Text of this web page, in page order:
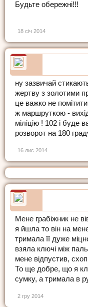
Будьте обережні!!!
18 січ 2014
ну зазвичай
жертву з золотими
це важко не
ж маршруткою -
міліцію ! 102 і буде
розворот на 180
16 лис 2014
Мене грабіжник не
я йшла то він на
тримала її дуже
взяла ключі між
мене відпустив,
То ще добре, що я
сумку, а тримала в
2 гру 2014